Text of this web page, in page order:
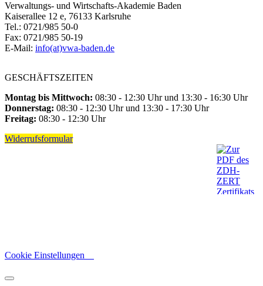
Verwaltungs- und Wirtschafts-Akademie Baden
Kaiserallee 12 e, 76133 Karlsruhe
Tel.: 0721/985 50-0
Fax: 0721/985 50-19
E-Mail: info(at)vwa-baden.de
GESCHÄFTSZEITEN
Montag bis Mittwoch: 08:30 - 12:30 Uhr und 13:30 - 16:30 Uhr
Donnerstag: 08:30 - 12:30 Uhr und 13:30 - 17:30 Uhr
Freitag: 08:30 - 12:30 Uhr
Widerrufsformular
Cookie Einstellungen